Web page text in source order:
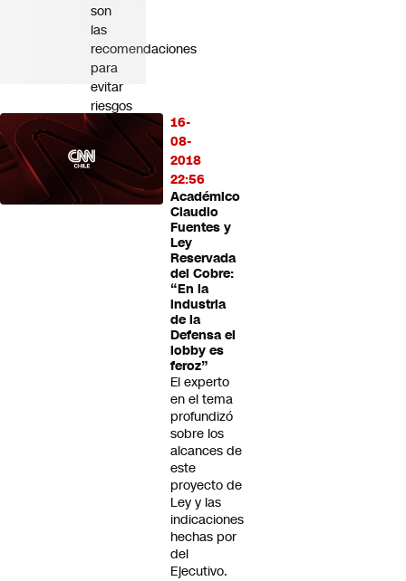
16-
08-
2018
22:56
Académico
Claudio
Fuentes y
Ley
Reservada
del Cobre:
“En la
industria
de la
Defensa el
lobby es
feroz”
El experto
en el tema
profundizó
sobre los
alcances de
este
proyecto de
Ley y las
indicaciones
hechas por
del
Ejecutivo.
son
las
recomendaciones
para
evitar
riesgos